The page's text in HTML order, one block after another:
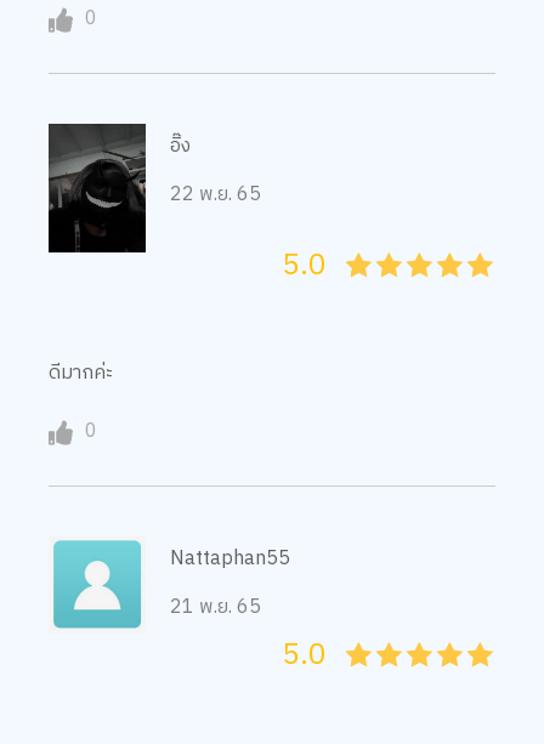
0
อิ๊ง
22 พ.ย. 65
45
4
35
3
25
2
15
1
05
5.0
ดีมากค่ะ
0
Nattaphan55
21 พ.ย. 65
45
4
35
3
25
2
15
1
05
5.0